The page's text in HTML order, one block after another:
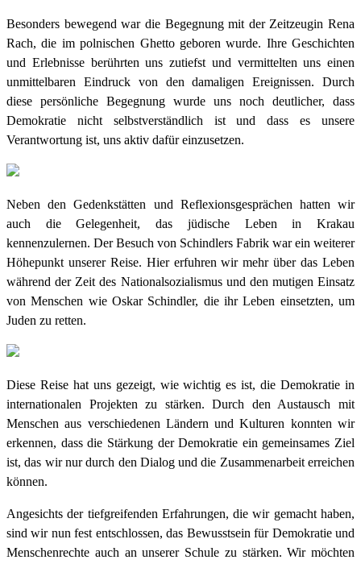
Besonders bewegend war die Begegnung mit der Zeitzeugin Rena
Rach, die im polnischen Ghetto geboren wurde. Ihre Geschichten
und Erlebnisse berührten uns zutiefst und vermittelten uns einen
unmittelbaren Eindruck von den damaligen Ereignissen. Durch
diese persönliche Begegnung wurde uns noch deutlicher, dass
Demokratie nicht selbstverständlich ist und dass es unsere
Verantwortung ist, uns aktiv dafür einzusetzen.
Neben den Gedenkstätten und Reflexionsgesprächen hatten wir
auch die Gelegenheit, das jüdische Leben in Krakau
kennenzulernen. Der Besuch von Schindlers Fabrik war ein weiterer
Höhepunkt unserer Reise. Hier erfuhren wir mehr über das Leben
während der Zeit des Nationalsozialismus und den mutigen Einsatz
von Menschen wie Oskar Schindler, die ihr Leben einsetzten, um
Juden zu retten.
Diese Reise hat uns gezeigt, wie wichtig es ist, die Demokratie in
internationalen Projekten zu stärken. Durch den Austausch mit
Menschen aus verschiedenen Ländern und Kulturen konnten wir
erkennen, dass die Stärkung der Demokratie ein gemeinsames Ziel
ist, das wir nur durch den Dialog und die Zusammenarbeit erreichen
können.
Angesichts der tiefgreifenden Erfahrungen, die wir gemacht haben,
sind wir nun fest entschlossen, das Bewusstsein für Demokratie und
Menschenrechte auch an unserer Schule zu stärken. Wir möchten